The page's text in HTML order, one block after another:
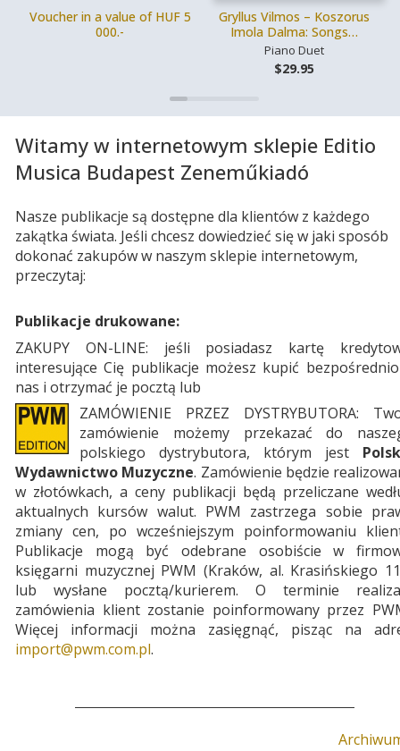
Voucher in a value of HUF 5
000.-
Gryllus Vilmos – Koszorus
Imola Dalma: Songs…
Piano Duet
$29.95
Witamy w internetowym sklepie Editio
Musica Budapest Zeneműkiadó
Nasze publikacje są dostępne dla klientów z każdego
zakątka świata. Jeśli chcesz dowiedzieć się w jaki sposób
dokonać zakupów w naszym sklepie internetowym,
przeczytaj:
Publikacje drukowane:
ZAKUPY ON-LINE: jeśli posiadasz kartę
interesujące Cię publikacje możesz kupić
nas i otrzymać je pocztą lub
ZAMÓWIENIE PRZEZ DYSTRYBUTORA:
zamówienie możemy przekazać do
polskiego dystrybutora, którym jest
Wydawnictwo Muzyczne. Zamówienie będzie
w złotówkach, a ceny publikacji będą przeliczane
aktualnych kursów walut. PWM zastrzega sobie
zmiany cen, po wcześniejszym poinformowaniu
Publikacje mogą być odebrane osobiście w
księgarni muzycznej PWM (Kraków, al. Krasińskiego
lub wysłane pocztą/kurierem. O terminie
zamówienia klient zostanie poinformowany przez
Więcej informacji można zasięgnąć, pisząc na
import­@­pwm.com.pl.